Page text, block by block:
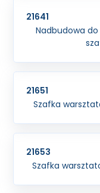
21641
Nadbudowa
21651
Szafka
21653
Szafka